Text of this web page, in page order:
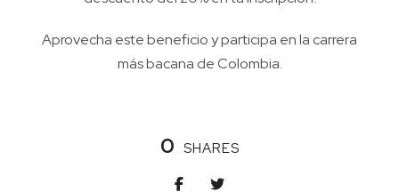
Aprovecha este beneficio y participa en la carrera
más bacana de Colombia.
0 SHARES